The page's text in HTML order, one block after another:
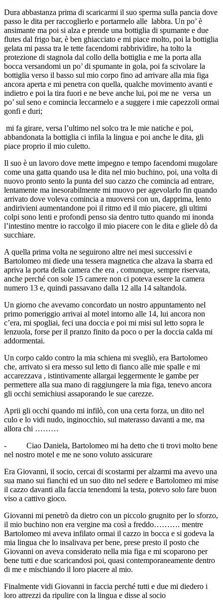
Dura abbastanza prima di scaricarmi il suo sperma sulla pancia dove
passo le dita per raccoglierlo e portarmelo alle labbra. Un po’ è
ansimante ma poi si alza e prende una bottiglia di spumante e due
flutes dal frigo bar, è ben ghiacciato e mi piace molto, poi la bottiglia
gelata mi passa tra le tette facendomi rabbrividire, ha tolto la
protezione di stagnola dal collo della bottiglia e me la porta alla
bocca versandomi un po’ di spumante in gola, poi fa scivolare la
bottiglia verso il basso sul mio corpo fino ad arrivare alla mia figa
ancora aperta e mi penetra con quella, qualche movimento avanti e
indietro e poi la tira fuori e ne beve anche lui, poi me ne versa un
po’ sul seno e comincia leccarmelo e a suggere i mie capezzoli ormai
gonfi e duri;
mi fa girare, versa l’ultimo nel solco tra le mie natiche e poi,
abbandonata la bottiglia ci infila la lingua e poi anche le dita, gli
piace proprio il mio culetto.
Il suo è un lavoro dove mette impegno e tempo facendomi mugolare
come una gatta quando usa le dita nel mio buchino, poi, una volta di
nuovo pronto sento la punta del suo cazzo che comincia ad entrare,
lentamente ma inesorabilmente mi muovo per agevolarlo fin quando
arrivato dove voleva comincia a muoversi con un, dapprima, lento
andirivieni aumentandone poi il ritmo ed il mio piacere, gli ultimi
colpi sono lenti e profondi penso sia dentro tutto quando mi inonda
l’intestino mentre io raccolgo il mio piacere con le dita e gliele dò da
succhiare.
A quella prima volta ne seguirono altre nei mesi successivi e
Bartolomeo mi diede una tessera magnetica che alzava la sbarra ed
apriva la porta della camera che era , comunque, sempre riservata,
anche perché con sole 15 camere non ci poteva essere la camera
numero 13 e, quindi passavano dalla 12 alla 14 saltandola.
Un giorno che avevamo concordato un nostro appuntamento nel
primo pomeriggio arrivai al motel intorno alle 14, lui ancora non
c’era, mi spogliai, feci una doccia e poi mi misi sul letto sopra le
lenzuola, forse per il pranzo finito da poco o per la doccia calda mi
addormentai.
Un corpo caldo contro la mia schiena mi svegliò, era Bartolomeo
che, arrivato si era messo sul letto di fianco alle mie spalle e mi
accarezzava , istintivamente allargai leggermente le gambe per
permettere alla sua mano di raggiungere la mia figa, tenevo ancora
gli occhi semichiusi assaporando le sue carezze.
Aprii gli occhi quando mi infilò, con una certa forza, un dito nel
culo e lo vidi nudo, inginocchio, sul materasso davanti a me, ma
allora chi ………
- Ciao Daniela, Bartolomeo mi ha detto che ti trovi molto bene
nel nostro motel e me ne sono voluto assicurare
Era Giovanni, il socio, cercai di scostarmi per alzarmi ma avevo una
sua mano sui fianchi ed un suo dito nel sedere e Bartolomeo mi mise
il cazzo davanti alla faccia tenendomi la testa, potevo solo fare buon
viso a cattivo gioco.
Giovanni mi penetrò da dietro con un piccolo grugnito per lo sforzo,
il mio buchino non era vergine ma così a freddo………. mentre
Bartolomeo mi aveva infilato ormai il cazzo in bocca e si godeva la
mia lingua che lo insalivava per bene, prese presto il posto che
Giovanni on aveva considerato nella mia figa e mi scoparono per
bene tutti e due scaricandosi poi, quasi contemporaneamente dentro
di me e mischiando il loro piacere al mio.
Finalmente vidi Giovanni in faccia perché tutti e due mi diedero i
loro attrezzi da ripulire con la lingua e disse al socio